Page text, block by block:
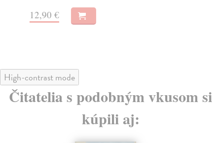
12,90 €
High-contrast mode
Čitatelia s podobným vkusom si
kúpili aj: